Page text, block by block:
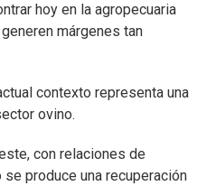
hoy en la agropecuaria
márgenes tan
contexto representa una
ovino.
con relaciones de
produce una recuperación